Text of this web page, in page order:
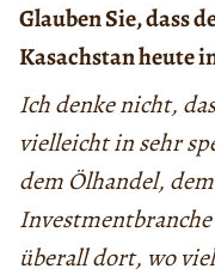
Glauben Sie, dass
Kasachstan heute
Ich denke nicht,
vielleicht in sehr
dem Ölhandel,
überall dort, wo